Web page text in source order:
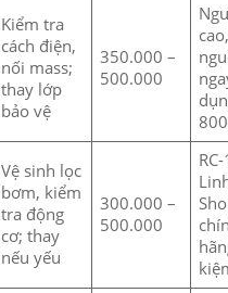
Kiểm tra
cách điện,
nối mass;
thay lớp
bảo vệ
350.000 –
500.000
Vệ sinh lọc
bơm, kiểm
tra động
cơ; thay
nếu yếu
300.000 –
500.000